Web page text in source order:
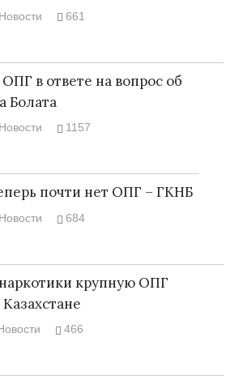
Новости 661
в ответе на вопрос об
Болата
Новости 1157
почти нет ОПГ – ГКНБ
Новости 684
крупную ОПГ
466